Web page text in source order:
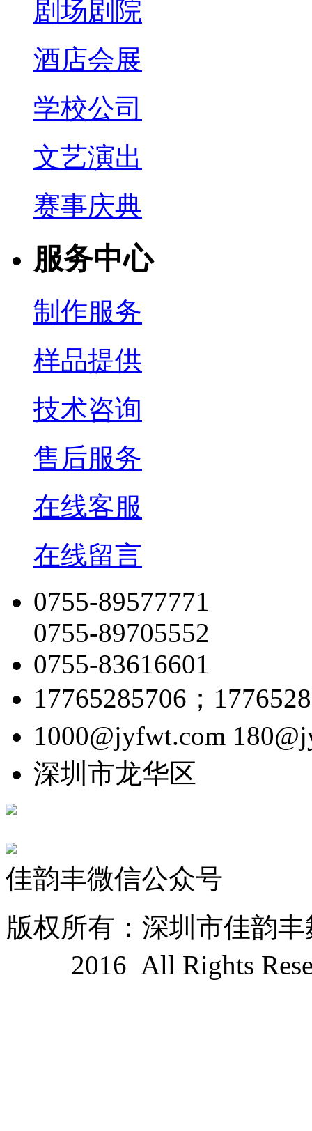
剧场剧院
酒店会展
学校公司
文艺演出
赛事庆典
服务中心
制作服务
样品提供
技术咨询
售后服务
在线客服
在线留言
0755-89577771
0755-89705552
0755-83616601
17765285706；
1000@jyfwt.com
深圳市龙华区
佳韵丰微信公众号
版权所有：深圳市佳韵
2016 All Rights